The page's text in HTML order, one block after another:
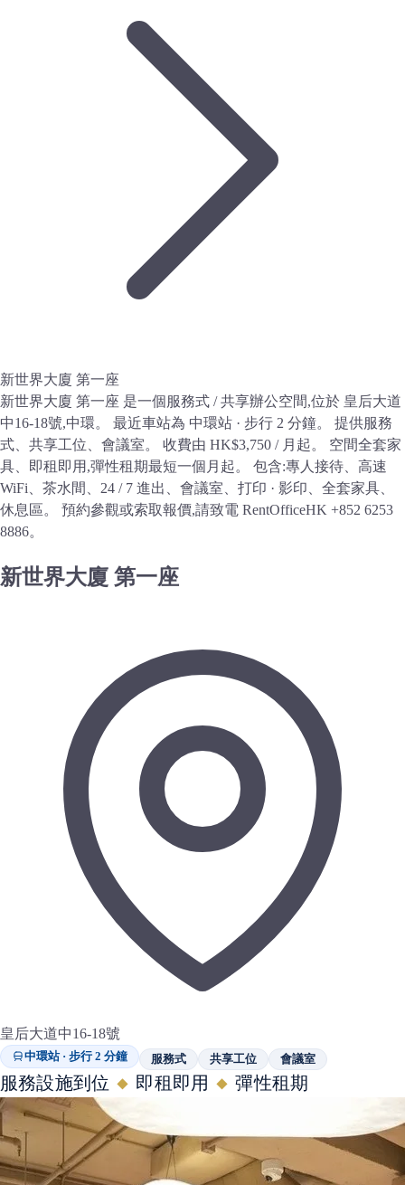
新世界大廈 第一座
新世界大廈 第一座 是一個服務式 / 共享辦公空間,位於 皇后大道
中16-18號,中環。 最近車站為 中環站 · 步行 2 分鐘。 提供服務
式、共享工位、會議室。 收費由 HK$3,750 / 月起。 空間全套家
具、即租即用,彈性租期最短一個月起。 包含:專人接待、高速
WiFi、茶水間、24 / 7 進出、會議室、打印 · 影印、全套家具、
休息區。 預約參觀或索取報價,請致電 RentOfficeHK +852 6253
8886。
新世界大廈 第一座
皇后大道中16-18號
中環站 · 步行 2 分鐘 服務式 共享工位 會議室
服務設施到位 ◆ 即租即用 ◆ 彈性租期